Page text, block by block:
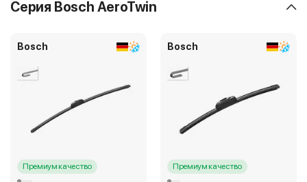
Серия Bosch AeroTwin
Bosch
Премиум качество
Bosch
Премиум качество